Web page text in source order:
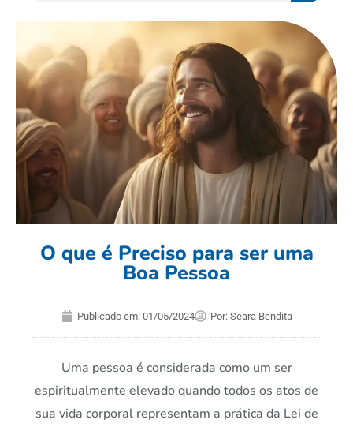
O que é Preciso para ser uma
Boa Pessoa
Publicado em: 01/05/2024 Por: Seara Bendita
Uma pessoa é considerada como um ser
espiritualmente elevado quando todos os atos de
sua vida corporal representam a prática da Lei de